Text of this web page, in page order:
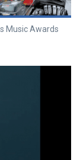
Music Awards